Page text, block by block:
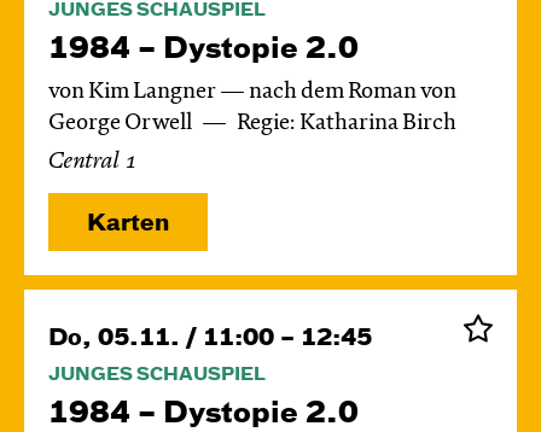
JUNGES SCHAUSPIEL
1984 – Dystopie 2.0
von Kim Langner — nach dem Roman von
George Orwell
Regie: Katharina Birch
Central 1
Karten
Do, 05.11. / 11:00 – 12:45
JUNGES SCHAUSPIEL
1984 – Dystopie 2.0